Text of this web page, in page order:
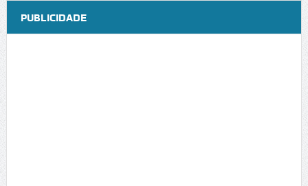
PUBLICIDADE